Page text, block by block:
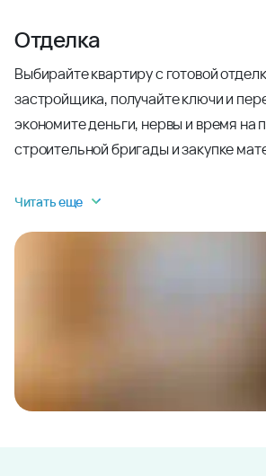
Отделка
Выбирайте квартиру с готовой
застройщика, получайте ключи и
экономите деньги, нервы и время на
строительной бригады и закупке
Читать еще